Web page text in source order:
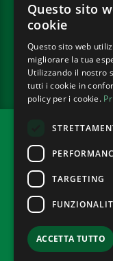
Progetto
2021-2027
Programma
"Sostenere
Bando
digitalizzazione
Questo sito
cookie
Questo sito web
migliorare la tua
Utilizzando il nostro
tutti i cookie in
policy per i cookie.
TARGETING
ACCETTA TUTTO